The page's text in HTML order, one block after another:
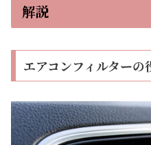
解説
エアコンフィルターの